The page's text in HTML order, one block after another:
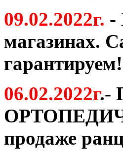
09.02.2022г. -
магазинах.
06.02.2022г.-
продаже